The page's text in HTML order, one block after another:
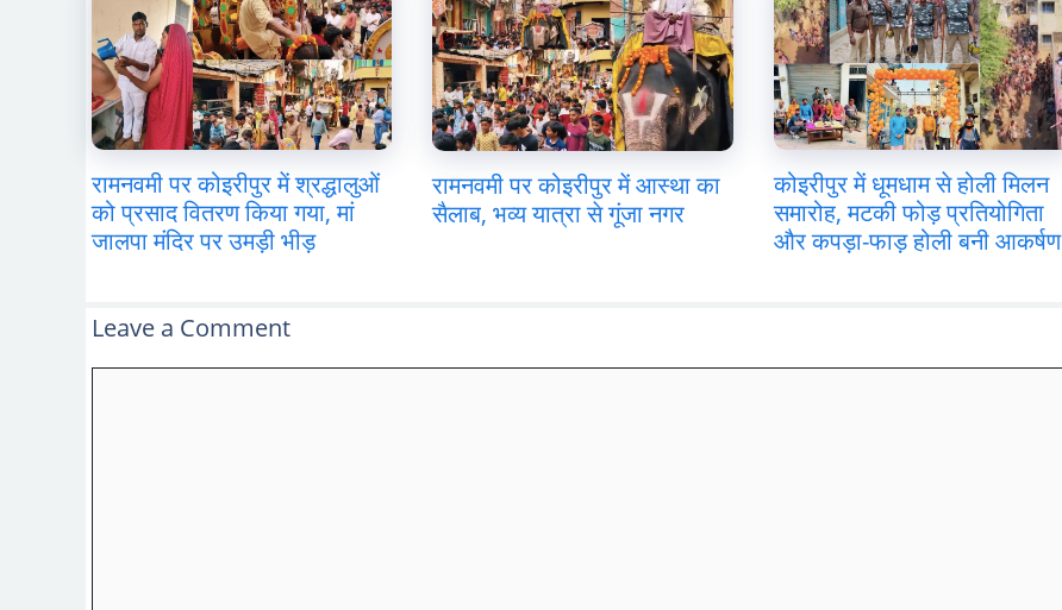
रामनवमी पर कोइरीपुर में श्रद्धालुओं
को प्रसाद वितरण किया गया, मां
जालपा मंदिर पर उमड़ी भीड़
रामनवमी पर कोइरीपुर में आस्था का
सैलाब, भव्य यात्रा से गूंजा नगर
कोइरीपुर में धूमधाम से होली मिलन
समारोह, मटकी फोड़ प्रतियोगिता
और कपड़ा-फाड़ होली बनी आकर्षण
Leave a Comment